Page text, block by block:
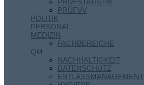
PRÜFSTATISTIK
PRÜFVV
POLITIK
PERSONAL
MEDIZIN
FACHBEREICHE
QM
NACHHALTIGKEIT
DATENSCHUTZ
ENTLASSMANAGEMENT